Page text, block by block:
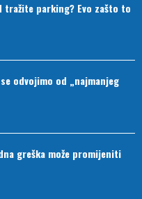
tražite parking? Evo zašto to
odvojimo od „najmanjeg
greška može promijeniti